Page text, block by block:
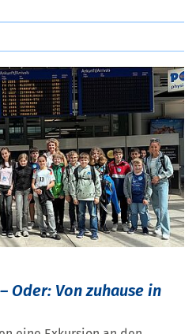
Oder: Von zuhause in